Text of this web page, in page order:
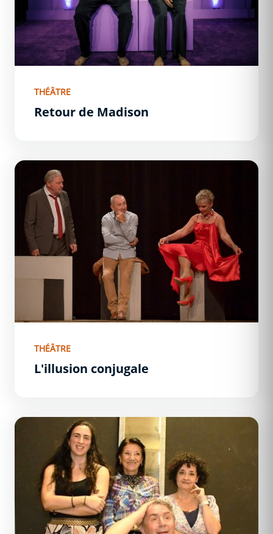
THÉÂTRE
Retour de Madison
L&#039;illusion conjugale
THÉÂTRE
L'illusion conjugale
Les quatre vérités